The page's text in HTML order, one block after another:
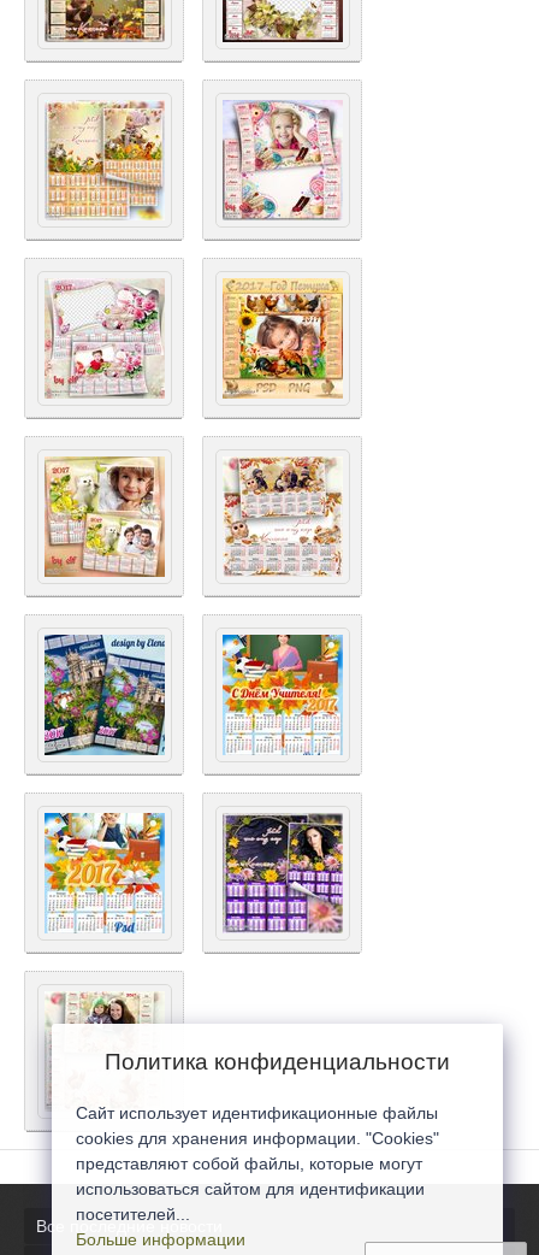
Все последние новости
Политика конфиденциальности
Сайт использует идентификационные файлы
cookies для хранения информации. "Cookies"
представляют собой файлы, которые могут
использоваться сайтом для идентификации
посетителей...
Больше информации